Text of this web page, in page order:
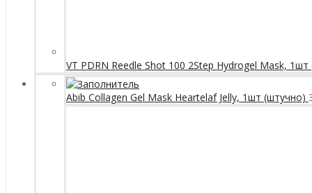
VT PDRN Reedle Shot 100 2Step Hydrogel Mask,
Abib Collagen Gel Mask Heartelaf Jelly, 1шт (штучно)